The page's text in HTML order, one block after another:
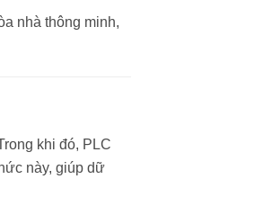
nhà thông minh,
khi đó, PLC
này, giúp dữ